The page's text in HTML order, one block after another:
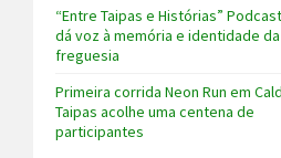
“Entre Taipas e Histórias”
dá voz à memória e identidade da
freguesia
Primeira corrida Neon Run em
Taipas acolhe uma centena de
participantes